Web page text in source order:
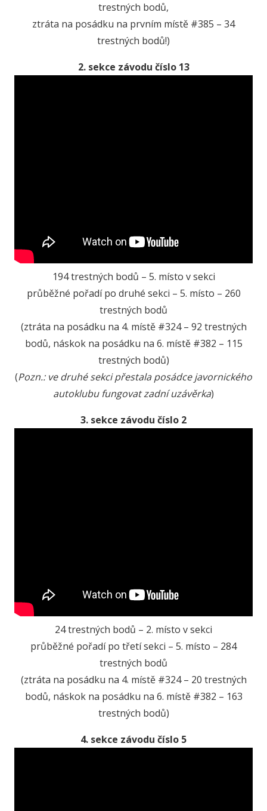
trestných bodů,
ztráta na posádku na prvním místě #385 – 34
trestných bodů!)
2. sekce závodu číslo 13
194 trestných bodů – 5. místo v sekci
průběžné pořadí po druhé sekci – 5. místo – 260
trestných bodů
(ztráta na posádku na 4. místě #324 – 92 trestných
bodů, náskok na posádku na 6. místě #382 – 115
trestných bodů)
(Pozn.: ve druhé sekci přestala posádce javornického
autoklubu fungovat zadní uzávěrka)
3. sekce závodu číslo 2
24 trestných bodů – 2. místo v sekci
průběžné pořadí po třetí sekci – 5. místo – 284
trestných bodů
(ztráta na posádku na 4. místě #324 – 20 trestných
bodů, náskok na posádku na 6. místě #382 – 163
trestných bodů)
4. sekce závodu číslo 5